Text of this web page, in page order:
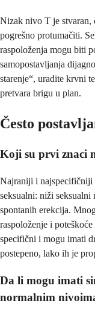
Nizak nivo T je stvaran,
pogrešno protumačiti.
raspoloženja mogu biti
samopostavljanja
starenje“, uradite krvni
pretvara brigu u plan.
Često
Koji su prvi znaci
Najraniji i najspecifičniji
seksualni: niži seksualni
spontanih erekcija.
raspoloženje i
specifični i mogu imati
postepeno, lako ih je
Da li mogu imati
normalnim